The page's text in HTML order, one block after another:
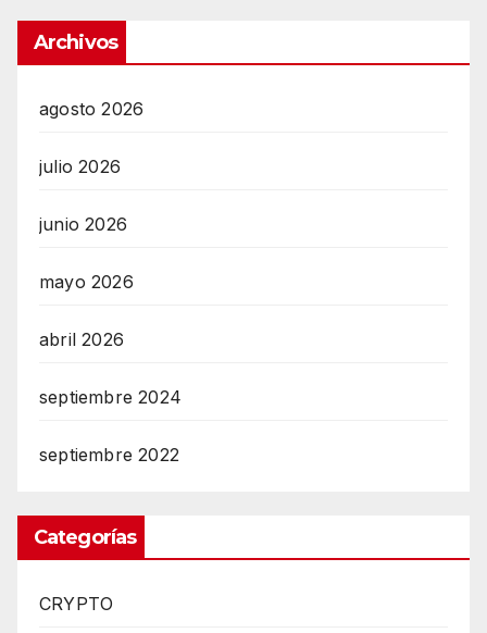
Archivos
agosto 2026
julio 2026
junio 2026
mayo 2026
abril 2026
septiembre 2024
septiembre 2022
Categorías
CRYPTO